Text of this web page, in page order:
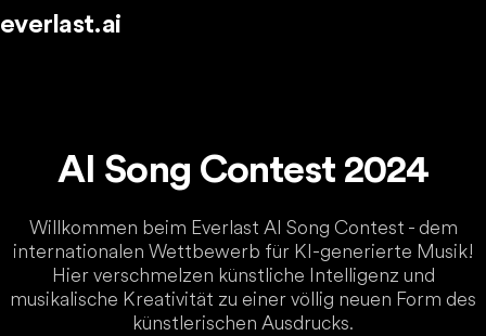
everlast.ai
AI Song Contest 2024
Willkommen beim Everlast AI Song Contest - dem
internationalen Wettbewerb für KI-generierte Musik!
Hier verschmelzen künstliche Intelligenz und
musikalische Kreativität zu einer völlig neuen Form des
künstlerischen Ausdrucks.